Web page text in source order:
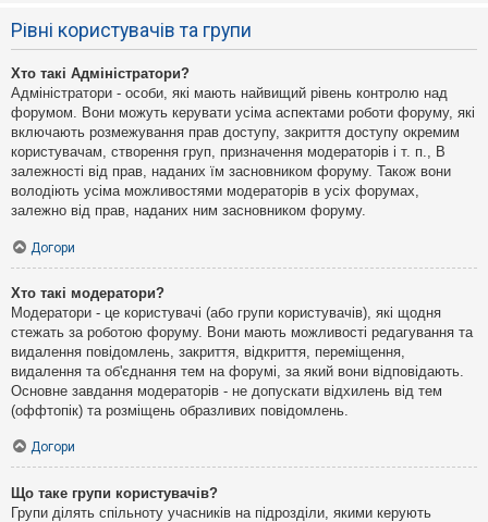
Рівні користувачів та групи
Хто такі Адміністратори?
Адміністратори - особи, які мають найвищий рівень контролю над
форумом. Вони можуть керувати усіма аспектами роботи форуму, які
включають розмежування прав доступу, закриття доступу окремим
користувачам, створення груп, призначення модераторів і т. п., В
залежності від прав, наданих їм засновником форуму. Також вони
володіють усіма можливостями модераторів в усіх форумах,
залежно від прав, наданих ним засновником форуму.
Догори
Хто такі модератори?
Модератори - це користувачі (або групи користувачів), які щодня
стежать за роботою форуму. Вони мають можливості редагування та
видалення повідомлень, закриття, відкриття, переміщення,
видалення та об'єднання тем на форумі, за який вони відповідають.
Основне завдання модераторів - не допускати відхилень від тем
(оффтопік) та розміщень образливих повідомлень.
Догори
Що таке групи користувачів?
Групи ділять спільноту учасників на підрозділи, якими керують